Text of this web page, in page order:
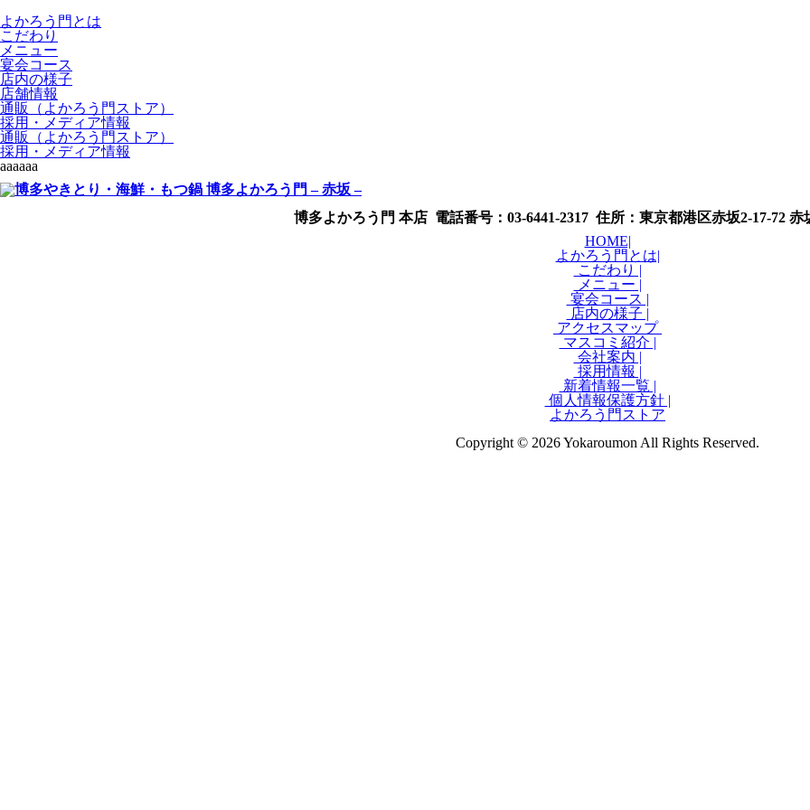
よかろう門とは
こだわり
メニュー
宴会コース
店内の様子
店舗情報
通販（よかろう門ストア）
採用・メディア情報
通販（よかろう門ストア）
採用・メディア情報
aaaaaa
博多よかろう門 本店 電話番号：03-6441-2317 住所：東京都港区赤坂2-17-72 赤
HOME|
よかろう門とは|
こだわり |
メニュー |
宴会コース |
店内の様子 |
アクセスマップ
マスコミ紹介 |
会社案内 |
採用情報 |
新着情報一覧 |
個人情報保護方針 |
よかろう門ストア
Copyright © 2026 Yokaroumon All Rights Reserved.